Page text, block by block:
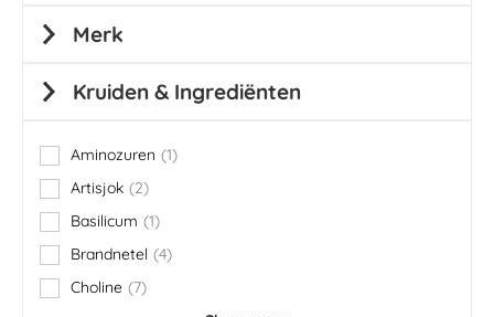
Merk
Kruiden & Ingrediënten
Aminozuren 1
item
Artisjok
2
items
Basilicum
1
item
Brandnetel
4
items
Choline
7
items